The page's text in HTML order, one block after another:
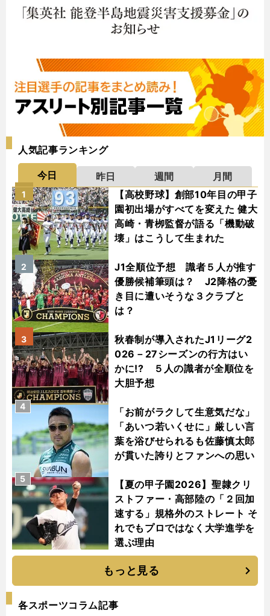
人気記事ランキング
今日 昨日 週間
月間
【高校野球】創部10年目の甲子
園初出場がすべてを変えた 健大
高崎・青栁監督が語る「機動破
壊」はこうして生まれた
1
J1全順位予想 識者５人が推す
優勝候補筆頭は？ J2降格の憂
き目に遭いそうな３クラブと
は？
2
秋春制が導入されたJ1リーグ2
026－27シーズンの行方はい
かに!? ５人の識者が全順位を
大胆予想
3
「お前がラクして生意気だな」
「あいつ若いくせに」厳しい言
葉を浴びせられるも佐藤慎太郎
が貫いた誇りとファンへの思い
4
【夏の甲子園2026】聖隷クリ
ストファー・高部陸の「２回加
速する」規格外のストレート そ
れでもプロではなく大学進学を
選ぶ理由
5
もっと見る
各スポーツコラム記事